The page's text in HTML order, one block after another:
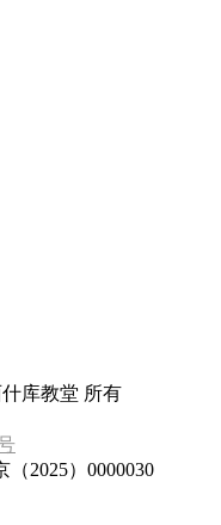
库教堂 所有
2025）0000030